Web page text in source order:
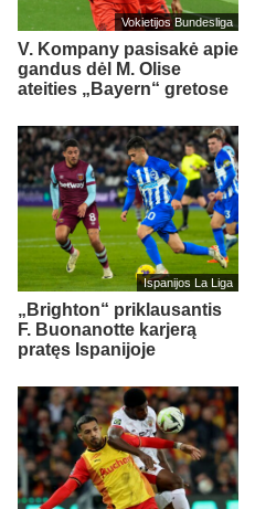
Vokietijos Bundesliga
V. Kompany pasisakė apie
gandus dėl M. Olise
ateities „Bayern“ gretose
Ispanijos La Liga
„Brighton“ priklausantis
F. Buonanotte karjerą
pratęs Ispanijoje